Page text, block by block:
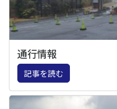
通行情報
記事を読む